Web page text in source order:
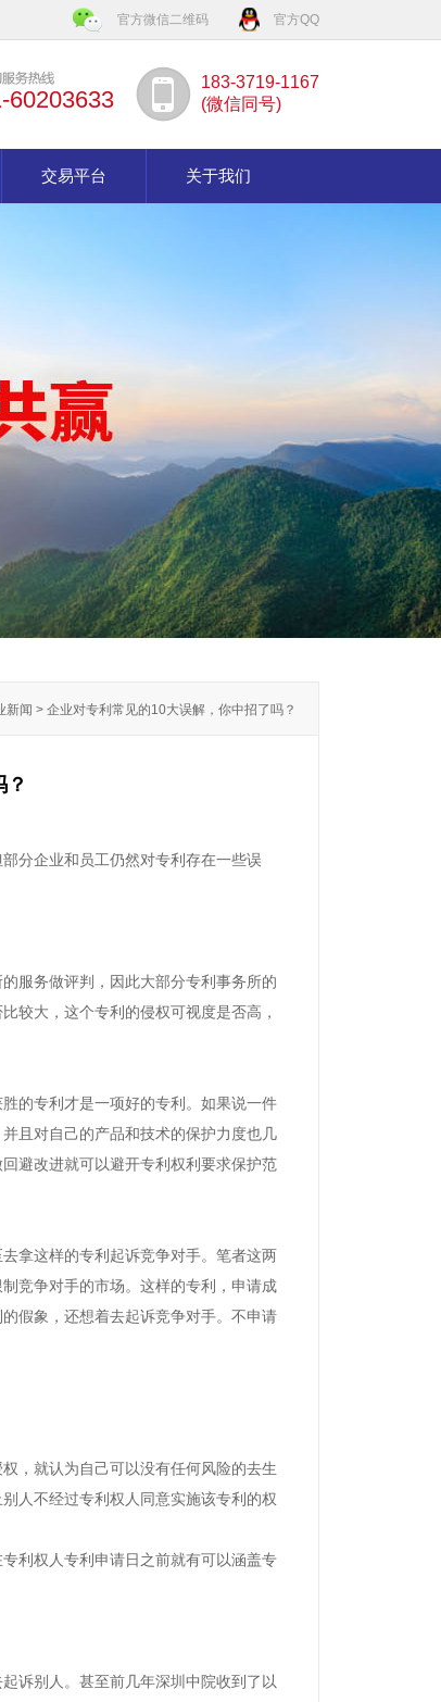
官方微信二维码 官方QQ
183-3719-1167
(微信同号)
60203633
交易平台 关于我们
新闻 > 企业对专利常见的10大误解，你中招了吗？
分企业和员工仍然对专利存在一些误
服务做评判，因此大部分专利事务所的
较大，这个专利的侵权可视度是否高，
的专利才是一项好的专利。如果说一件
且对自己的产品和技术的保护力度也几
避改进就可以避开专利权利要求保护范
拿这样的专利起诉竞争对手。笔者这两
竞争对手的市场。这样的专利，申请成
假象，还想着去起诉竞争对手。不申请
，就认为自己可以没有任何风险的去生
人不经过专利权人同意实施该专利的权
利权人专利申请日之前就有可以涵盖专
诉别人。甚至前几年深圳中院收到了以